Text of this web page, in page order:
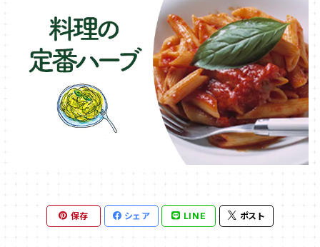
保存 シェア LINE ポスト